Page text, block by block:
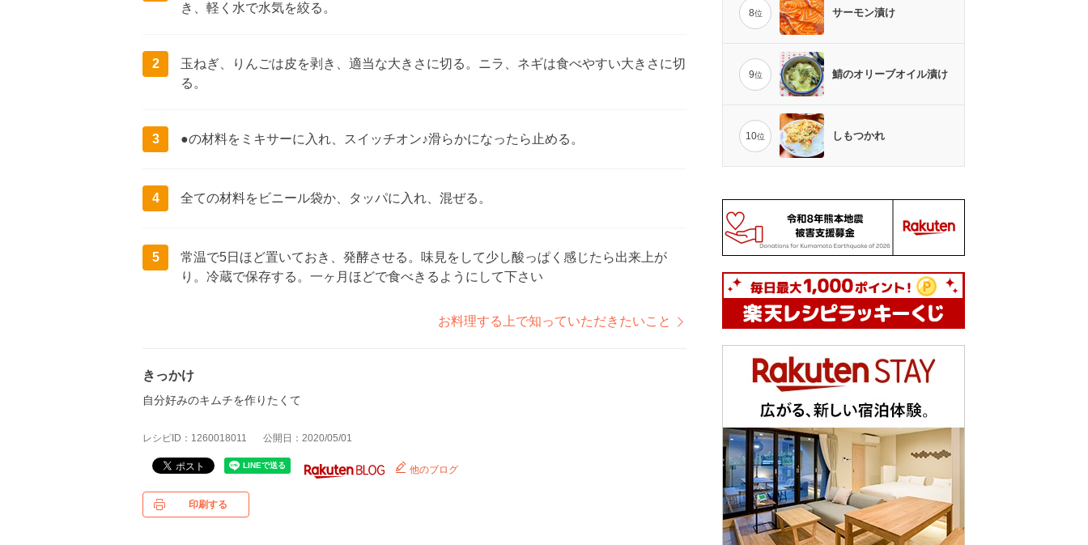
き、軽く水で水気を絞る。
2
玉ねぎ、りんごは皮を剥き、適当な大きさに切る。ニラ、ネギは食べやすい大きさに切
る。
3 ●の材料をミキサーに入れ、スイッチオン♪滑らかになったら止める。
4 全ての材料をビニール袋か、タッパに入れ、混ぜる。
5
常温で5日ほど置いておき、発酵させる。味見をして少し酸っぱく感じたら出来上が
り。冷蔵で保存する。一ヶ月ほどで食べきるようにして下さい
お料理する上で知っていただきたいこと
きっかけ
自分好みのキムチを作りたくて
レシピID：1260018011 公開日：2020/05/01
他のブログ
印刷する
8位 サーモン漬け
9位 鯖のオリーブオイル漬け
10位 しもつかれ